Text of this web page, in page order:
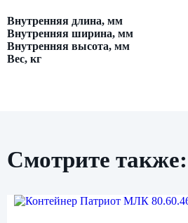
Внутренняя длина, мм
Внутренняя ширина, мм
Внутренняя высота, мм
Вес, кг
Смотрите также:
Оставить
согласие на обработку персональных